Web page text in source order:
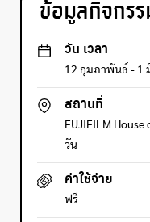
ข้อมูลกิจกรร
วัน เวลา
12 กุมภาพันธ์ - 1
สถานที่
FUJIFILM
วัน
ค่าใช้จ่าย
ฟรี